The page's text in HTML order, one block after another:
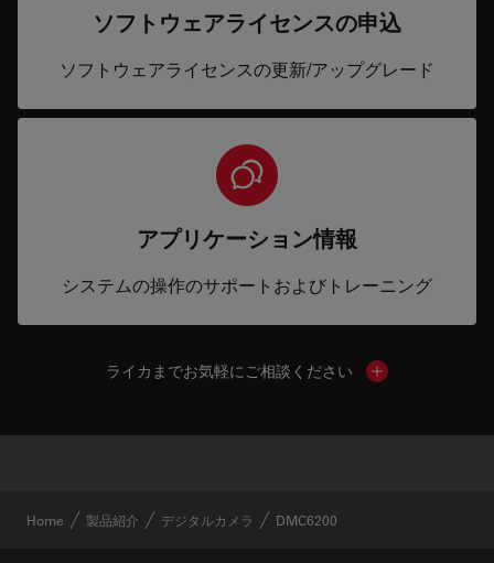
ソフトウェアライセンスの申込
ソフトウェアライセンスの更新/アップグレード
アプリケーション情報
システムの操作のサポートおよびトレーニング
ライカまでお気軽にご相談ください Show local
Home 製品紹介 デジタルカメラ DMC6200